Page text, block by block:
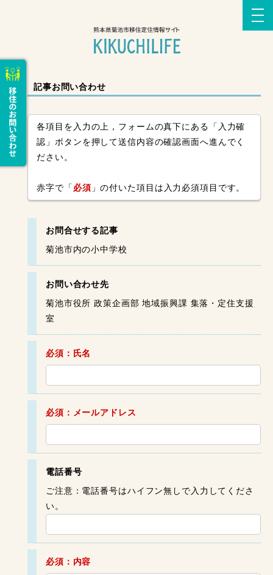
記事お問い合わせ
各項目を入力の上，フォームの真下にある「入力確
認」ボタンを押して送信内容の確認画面へ進んでく
ださい。
赤字で「 必須 」の付いた項目は入力必須項目です。
お問合せする記事
菊池市内の小中学校
お問い合わせ先
菊池市役所 政策企画部 地域振興課 集落・定住支援
室
必須：氏名
必須：メールアドレス
電話番号
ご注意：電話番号はハイフン無しで入力してくださ
い。
必須：内容